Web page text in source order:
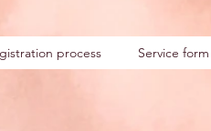
process Service form